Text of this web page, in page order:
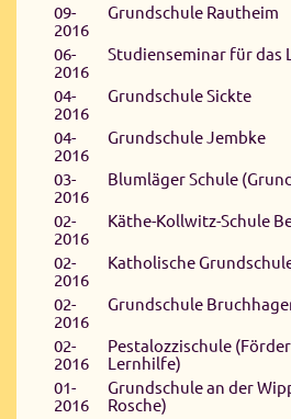
09-
2016
Grundschule Rautheim
06-
2016
Studienseminar für das
04-
2016
Grundschule Sickte
04-
2016
Grundschule Jembke
03-
2016
Blumläger Schule
02-
2016
Käthe-Kollwitz-Schule
02-
2016
Katholische
02-
2016
Grundschule
02-
2016
Pestalozzischule
Lernhilfe)
01-
2016
Grundschule an der
Rosche)